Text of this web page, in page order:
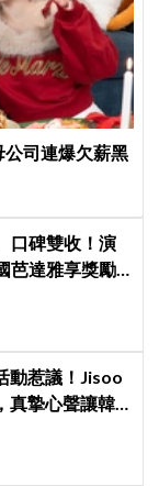
司連爆欠薪黑
口碑雙收！演
芭達雅享獎勵
動惹議！Jisoo
真摯心聲讓韓